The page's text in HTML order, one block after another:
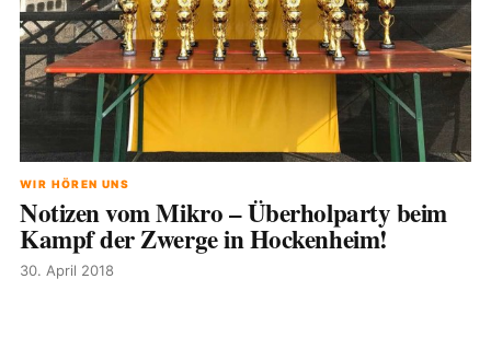
WIR HÖREN UNS
Notizen vom Mikro – Überholparty beim
Kampf der Zwerge in Hockenheim!
30. April 2018